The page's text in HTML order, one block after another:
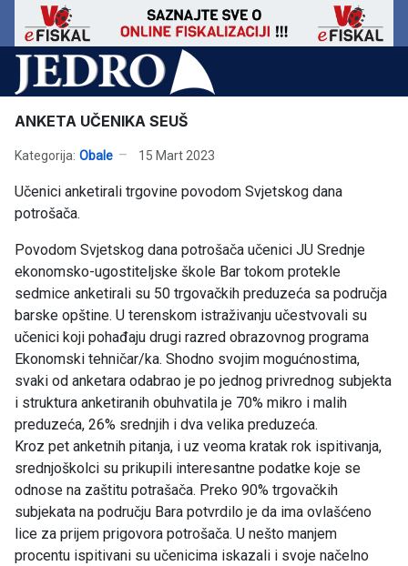
ANKETA UČENIKA SEUŠ
Kategorija: Obale 15 Mart 2023
Učenici anketirali trgovine povodom Svjetskog dana
potrošača.
Povodom Svjetskog dana potrošača učenici JU Srednje
ekonomsko-ugostiteljske škole Bar tokom protekle
sedmice anketirali su 50 trgovačkih preduzeća sa područja
barske opštine. U terenskom istraživanju učestvovali su
učenici koji pohađaju drugi razred obrazovnog programa
Ekonomski tehničar/ka. Shodno svojim mogućnostima,
svaki od anketara odabrao je po jednog privrednog subjekta
i struktura anketiranih obuhvatila je 70% mikro i malih
preduzeća, 26% srednjih i dva velika preduzeća.
Kroz pet anketnih pitanja, i uz veoma kratak rok ispitivanja,
srednjoškolci su prikupili interesantne podatke koje se
odnose na zaštitu potrašača. Preko 90% trgovačkih
subjekata na području Bara potvrdilo je da ima ovlašćeno
lice za prijem prigovora potrošača. U nešto manjem
procentu ispitivani su učenicima iskazali i svoje načelno